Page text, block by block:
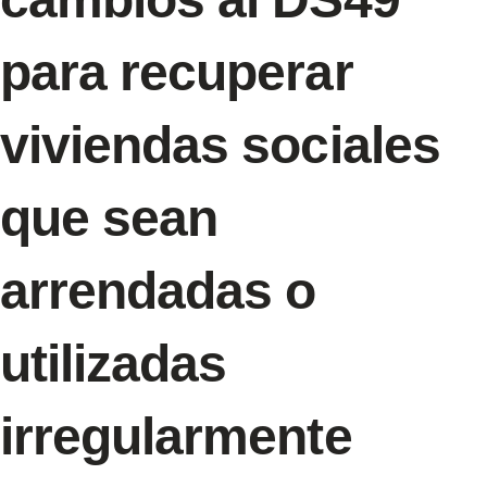
para recuperar
viviendas sociales
que sean
arrendadas o
utilizadas
irregularmente